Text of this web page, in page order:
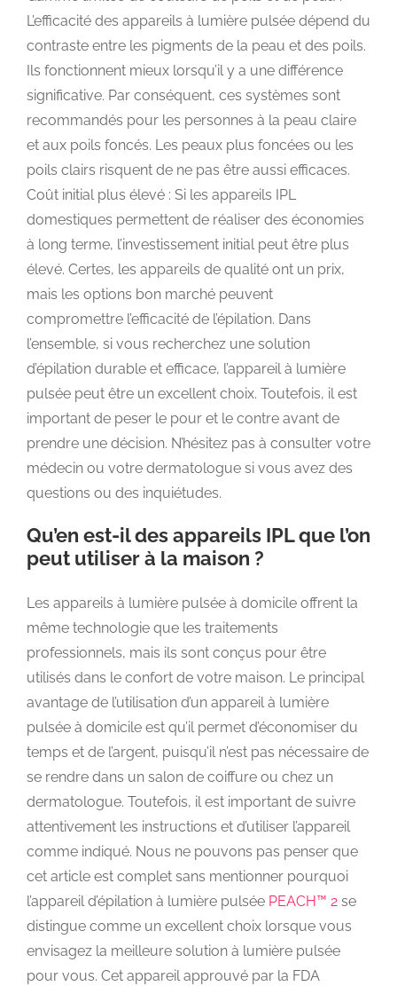
L’efficacité des appareils à lumière pulsée dépend du
contraste entre les pigments de la peau et des poils.
Ils fonctionnent mieux lorsqu’il y a une différence
significative. Par conséquent, ces systèmes sont
recommandés pour les personnes à la peau claire
et aux poils foncés. Les peaux plus foncées ou les
poils clairs risquent de ne pas être aussi efficaces.
Coût initial plus élevé : Si les appareils IPL
domestiques permettent de réaliser des économies
à long terme, l’investissement initial peut être plus
élevé. Certes, les appareils de qualité ont un prix,
mais les options bon marché peuvent
compromettre l’efficacité de l’épilation. Dans
l’ensemble, si vous recherchez une solution
d’épilation durable et efficace, l’appareil à lumière
pulsée peut être un excellent choix. Toutefois, il est
important de peser le pour et le contre avant de
prendre une décision. N’hésitez pas à consulter votre
médecin ou votre dermatologue si vous avez des
questions ou des inquiétudes.
Qu’en est-il des appareils IPL que l’on
peut utiliser à la maison ?
Les appareils à lumière pulsée à domicile offrent la
même technologie que les traitements
professionnels, mais ils sont conçus pour être
utilisés dans le confort de votre maison. Le principal
avantage de l’utilisation d’un appareil à lumière
pulsée à domicile est qu’il permet d’économiser du
temps et de l’argent, puisqu’il n’est pas nécessaire de
se rendre dans un salon de coiffure ou chez un
dermatologue. Toutefois, il est important de suivre
attentivement les instructions et d’utiliser l’appareil
comme indiqué. Nous ne pouvons pas penser que
cet article est complet sans mentionner pourquoi
l’appareil d’épilation à lumière pulsée PEACH™ 2 se
distingue comme un excellent choix lorsque vous
envisagez la meilleure solution à lumière pulsée
pour vous. Cet appareil approuvé par la FDA